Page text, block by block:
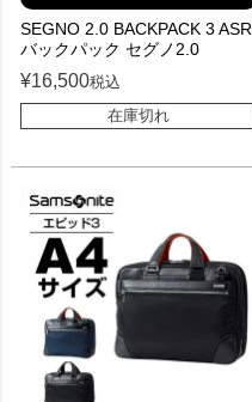
SEGNO 2.0 BACKPACK 3 ASR
バックパック セグノ2.0
¥16,500税込
在庫切れ